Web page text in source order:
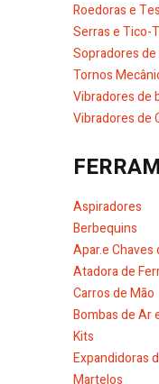
Roedoras e
Serras e
Sopradores
Tornos
Vibradores de
Vibradores de
Aspiradores
Berbequins
Apar.e Chaves
Atadora de
Carros de Mão
Bombas de Ar
Kits
Expandidoras
Martelos